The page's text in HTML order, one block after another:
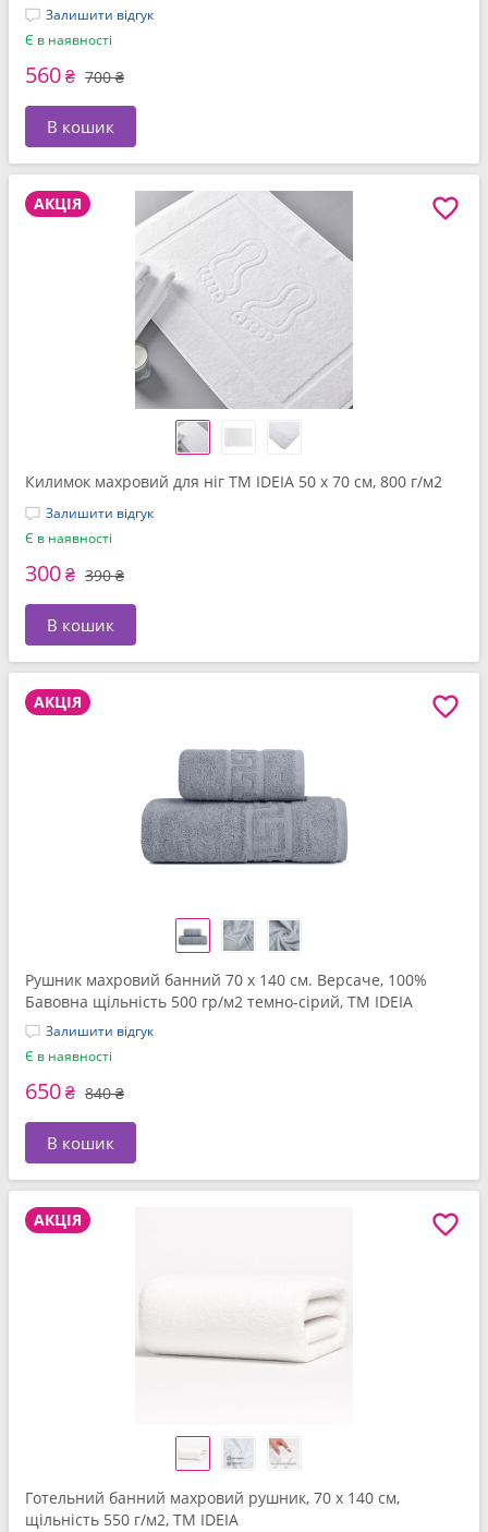
Залишити відгук
Є в наявності
560₴ 700 ₴
В кошик
АКЦІЯ
Килимок махровий для ніг ТМ IDEIA 50 x 70 см, 800 г/м2
Залишити відгук
Є в наявності
300₴ 390 ₴
В кошик
АКЦІЯ
Рушник махровий банний 70 x 140 см. Версаче, 100%
Бавовна щільність 500 гр/м2 темно-сірий, ТМ IDEIA
Залишити відгук
Є в наявності
650₴ 840 ₴
В кошик
АКЦІЯ
Готельний банний махровий рушник, 70 x 140 см,
щільність 550 г/м2, ТМ IDEIA